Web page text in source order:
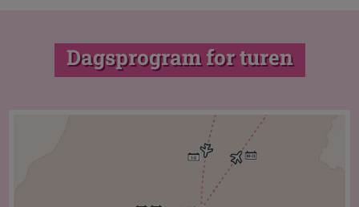
Dagsprogram for turen